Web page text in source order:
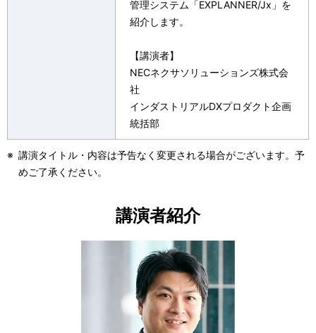
管理システム「EXPLANNER/Jx」を
紹介します。
【講演者】
NECネクサソリューションズ株式会
社
インダストリアルDXプロダクト企画
統括部
※ 講演タイトル・内容は予告なく変更される場合がございます。予
めご了承ください。
講演者紹介